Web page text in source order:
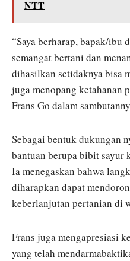
NTT
“Saya berharap, bapak/ibu
semangat bertani dan
dihasilkan setidaknya bisa
juga menopang ketahanan
Frans Go dalam
Sebagai bentuk dukungan
bantuan berupa bibit sayur
Ia menegaskan bahwa
diharapkan dapat
keberlanjutan pertanian di
Frans juga mengapresiasi
yang telah